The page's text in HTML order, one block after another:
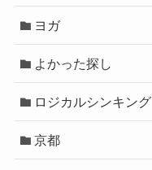
ヨガ
よかった探し
ロジカルシンキング
京都